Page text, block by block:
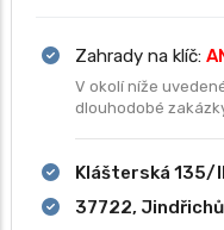
Zahrady na klíč:
V okolí níže
dlouhodobé
Klášterská 135/II
37722,